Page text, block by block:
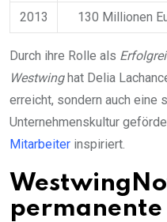
2013 130 Millionen
Durch ihre Rolle als
Westwinghat Delia
erreicht, sondern auch eine
Unternehmenskultur
Mitarbeiter inspiriert.